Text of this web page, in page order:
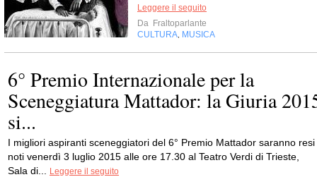
Leggere il seguito
Da Fraltoparlante
CULTURA MUSICA
6° Premio Internazionale per la
Sceneggiatura Mattador: la Giuria
si...
I migliori aspiranti sceneggiatori del 6° Premio Mattador saranno resi
noti venerdì 3 luglio 2015 alle ore 17.30 al Teatro Verdi di Trieste,
Sala di...
Leggere il seguito